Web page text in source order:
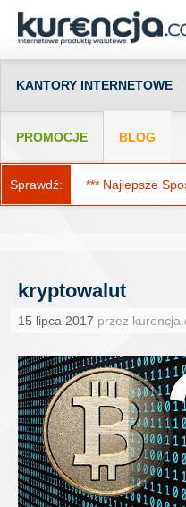
KANTORY INTERNETOWE
PROMOCJE BLOG
Sprawdź: *** Najlepsze
kryptowalut
15 lipca 2017 przez